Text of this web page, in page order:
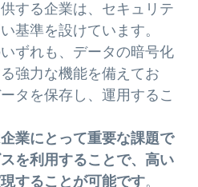
する企業は、セキュリテ
基準を設けています。
ずれも、データの暗号化
強力な機能を備えてお
タを保存し、運用するこ
業にとって重要な課題で
を利用することで、高い
することが可能です。